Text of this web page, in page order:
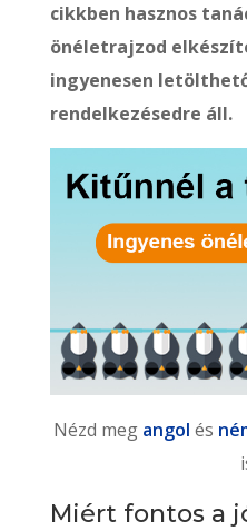
cikkben hasznos
önéletrajzod
ingyenesen
rendelkezésedre áll.
Nézd meg angol és
Miért fontos a